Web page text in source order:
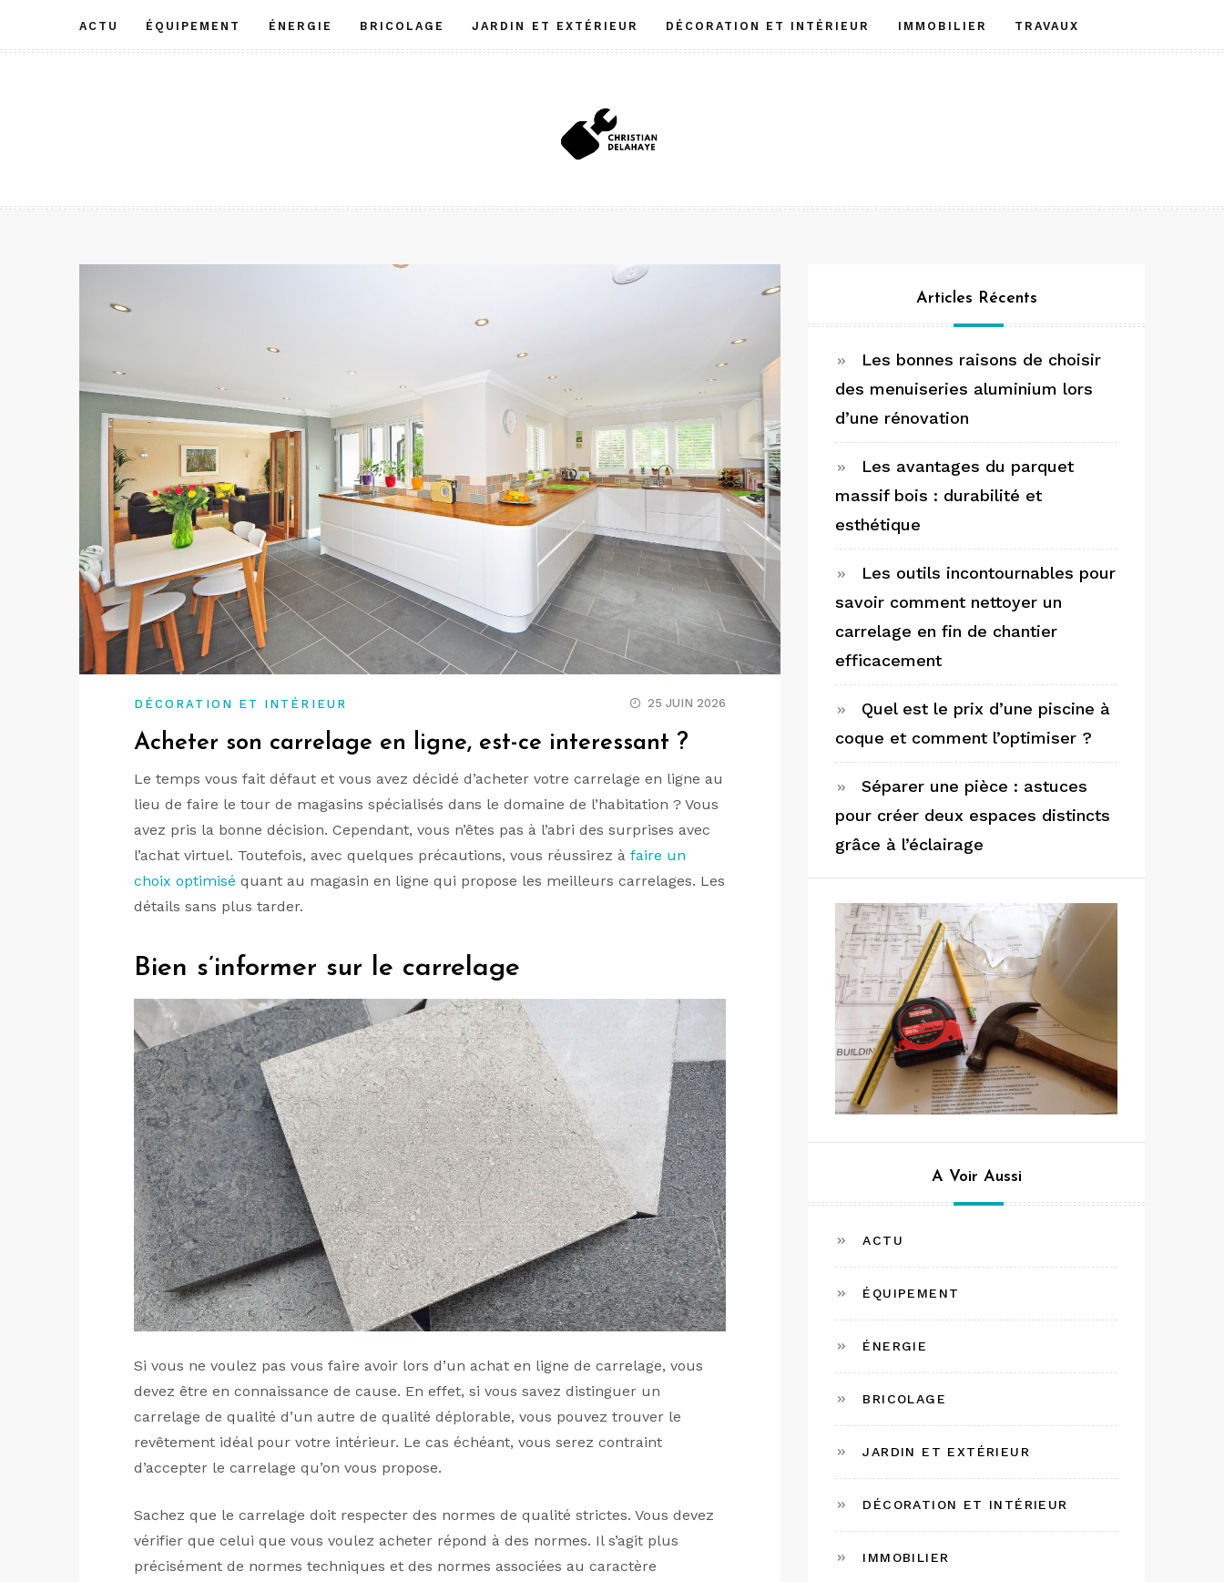
contenu
ACTU ÉQUIPEMENT ÉNERGIE BRICOLAGE JARDIN ET EXTÉRIEUR DÉCORATION ET INTÉRIEUR IMMOBILIER TRAVAUX
DÉCORATION ET INTÉRIEUR 25 JUIN 2026
Acheter son carrelage en ligne, est-ce interessant ?
Le temps vous fait défaut et vous avez décidé d’acheter votre carrelage en ligne au
lieu de faire le tour de magasins spécialisés dans le domaine de l’habitation ? Vous
avez pris la bonne décision. Cependant, vous n’êtes pas à l’abri des surprises avec
l’achat virtuel. Toutefois, avec quelques précautions, vous réussirez à faire un
choix optimisé quant au magasin en ligne qui propose les meilleurs carrelages. Les
détails sans plus tarder.
Bien s’informer sur le carrelage
Si vous ne voulez pas vous faire avoir lors d’un achat en ligne de carrelage, vous
devez être en connaissance de cause. En effet, si vous savez distinguer un
carrelage de qualité d’un autre de qualité déplorable, vous pouvez trouver le
revêtement idéal pour votre intérieur. Le cas échéant, vous serez contraint
d’accepter le carrelage qu’on vous propose.
Sachez que le carrelage doit respecter des normes de qualité strictes. Vous devez
vérifier que celui que vous voulez acheter répond à des normes. Il s’agit plus
précisément de normes techniques et des normes associées au caractère
Articles Récents
Les bonnes raisons de choisir
des menuiseries aluminium lors
d’une rénovation
Les avantages du parquet
massif bois : durabilité et
esthétique
Les outils incontournables pour
savoir comment nettoyer un
carrelage en fin de chantier
efficacement
Quel est le prix d’une piscine à
coque et comment l’optimiser ?
Séparer une pièce : astuces
pour créer deux espaces distincts
grâce à l’éclairage
A Voir Aussi
ACTU
ÉQUIPEMENT
ÉNERGIE
BRICOLAGE
JARDIN ET EXTÉRIEUR
DÉCORATION ET INTÉRIEUR
IMMOBILIER